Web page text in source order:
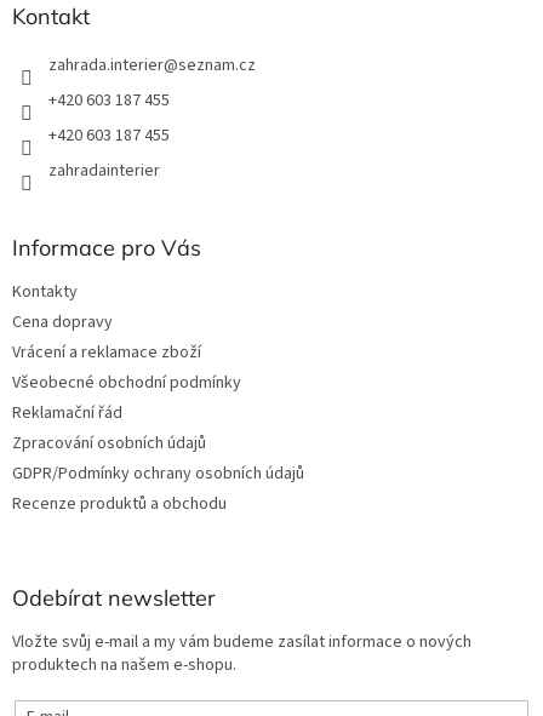
Kontakt
zahrada.interier@seznam.cz
+420 603 187 455
+420 603 187 455
zahradainterier
Informace pro Vás
Kontakty
Cena dopravy
Vrácení a reklamace zboží
Všeobecné obchodní podmínky
Reklamační řád
Zpracování osobních údajů
GDPR/Podmínky ochrany osobních údajů
Recenze produktů a obchodu
Odebírat newsletter
Vložte svůj e-mail a my vám budeme zasílat informace o nových
produktech na našem e-shopu.